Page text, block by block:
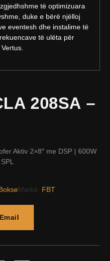
të optimizuara
duke e bërë njëlloj
eventesh dhe instalime të
të ulëta për
208SA –
Aktiv 2×8″ me DSP | 600W
Markë: FBT